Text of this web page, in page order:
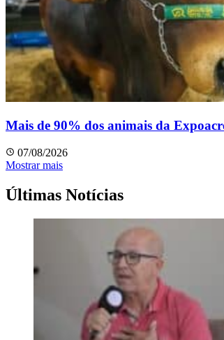
Mais de 90% dos animais da
07/08/2026
Mostrar mais
Últimas Notícias